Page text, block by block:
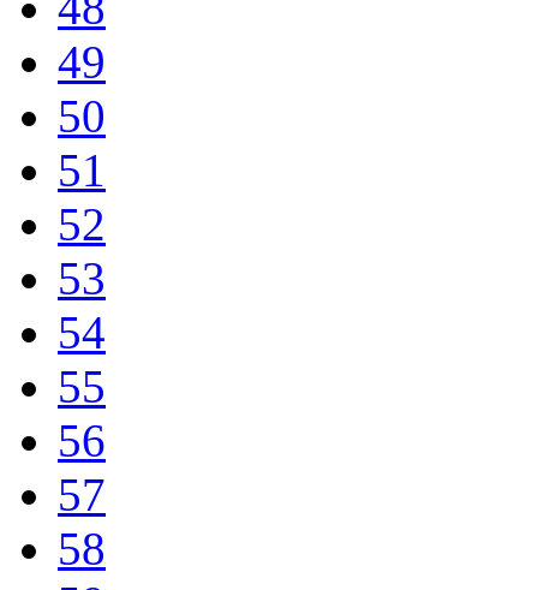
49
50
51
52
53
54
55
56
57
58